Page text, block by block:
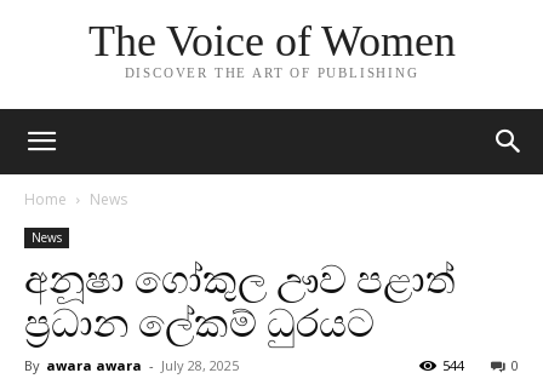
The Voice of Women
DISCOVER THE ART OF PUBLISHING
Home News
News
අනූෂා ගෝකුල ඌව පළාත්
ප්‍රධාන ලේකම් ධුරයට
By awara awara - July 28, 2025 0
544